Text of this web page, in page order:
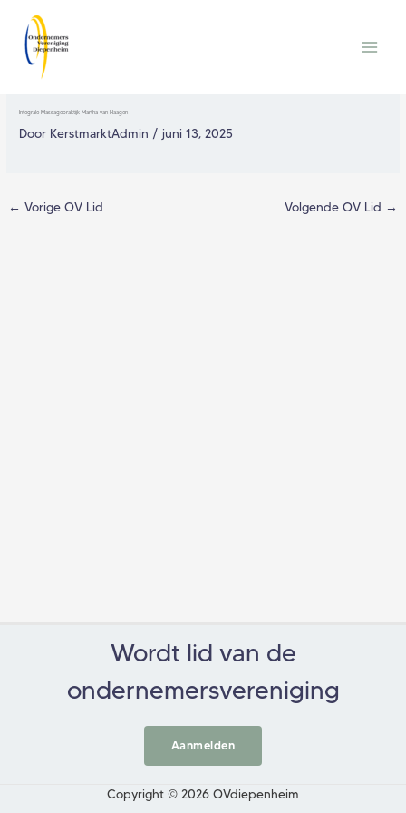
inhoud
Menu
Integrale Massagepraktijk Martha van Haagen
Door KerstmarktAdmin / juni 13, 2025
← Vorige OV Lid Volgende OV Lid →
Wordt lid van de
ondernemersvereniging
Aanmelden
Copyright © 2026 OVdiepenheim